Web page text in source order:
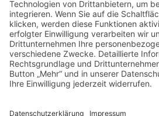
ALLGEMEIN
FRISEURE